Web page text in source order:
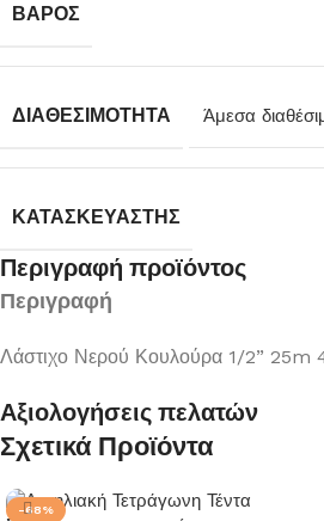
ΒΆΡΟΣ
ΔΙΑΘΕΣΙΜΌΤΗΤΑ Άμεσα
ΚΑΤΑΣΚΕΥΑΣΤΉΣ
Περιγραφή προϊόντος
Περιγραφή
Λάστιχο Νερού Κουλούρα 1/2” 25m
Αξιολογήσεις πελατών
Σχετικά Προϊόντα
-68%